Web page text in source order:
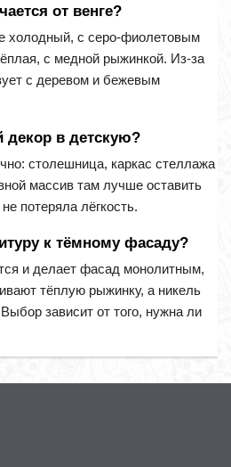
от венге?
холодный, с серо-фиолетовым
с медной рыжинкой. Из-за
с деревом и бежевым
декор в детскую?
столешница, каркас стеллажа
массив там лучше оставить
потеряла лёгкость.
к тёмному фасаду?
и делает фасад монолитным,
тёплую рыжинку, а никель
зависит от того, нужна ли